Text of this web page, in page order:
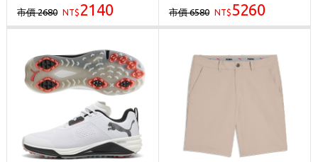
市價 2680 NT$ 2140 市價 6580 NT$5260